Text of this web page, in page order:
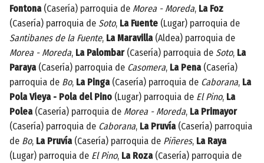
Fontona(Casería) parroquia de Morea - Moreda, La Foz
(Casería) parroquia de Soto, La Fuente (Lugar) parroquia de
Santibanes de la Fuente, La Maravilla(Aldea) parroquia de
Morea - Moreda, La Palombar(Casería) parroquia de Soto, La
Paraya(Casería) parroquia de Casomera, La Pena(Casería)
parroquia de Bo, La Pinga(Casería) parroquia de Caborana, La
Pola Vieya - Pola del Pino (Lugar) parroquia de El Pino, La
Polea(Casería) parroquia de Morea - Moreda, La Primayor
(Casería) parroquia de Caborana, La Pruvía(Casería) parroquia
de Bo, La Pruvía(Casería) parroquia de Piñeres, La Raya
(Lugar) parroquia de El Pino, La Roza(Casería) parroquia de